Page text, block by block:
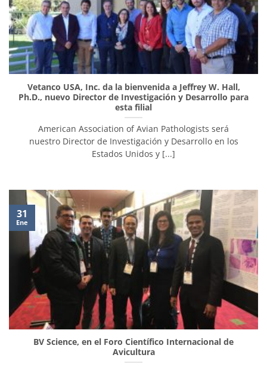
Vetanco USA, Inc. da la bienvenida a Jeffrey W. Hall,
Ph.D., nuevo Director de Investigación y Desarrollo para
esta filial
American Association of Avian Pathologists será
nuestro Director de Investigación y Desarrollo en los
Estados Unidos y [...]
BV Science, en el Foro Científico Internacional de
Avicultura
31
Ene